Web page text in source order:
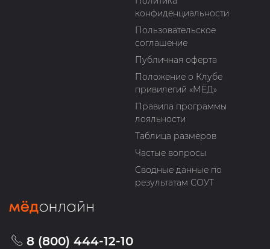
конфиденциальности
Пользовательское
соглашение
Публичная оферта
Положение о Клубе
привилегий «МЁД»
Правила программы
лояльности
Таблица размеров
Частые вопросы
Сводные данные по
результатам СОУТ
8 (800) 444-12-10